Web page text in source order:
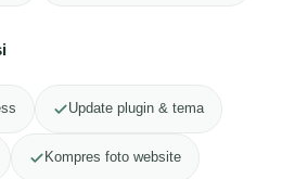
Update plugin & tema
Kompres foto website